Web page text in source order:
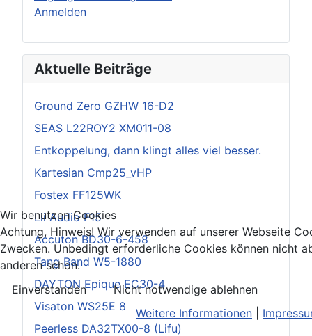
Anmelden
Aktuelle Beiträge
Ground Zero GZHW 16-D2
SEAS L22ROY2 XM011-08
Entkoppelung, dann klingt alles viel besser.
Kartesian Cmp25_vHP
Fostex FF125WK
Lii Audio F15
Accuton BD30-6-458
Tang Band W5-1880
DAYTON Epique EC30-4
Visaton WS25E 8
Peerless DA32TX00-8 (Lifu)
Wir benutzen Cookies
Achtung, Hinweis! Wir verwenden auf unserer Webseite
Zwecken. Unbedingt erforderliche Cookies können nicht
anderen schon.
Einverstanden
Nicht notwendige ablehnen
Weitere Informationen